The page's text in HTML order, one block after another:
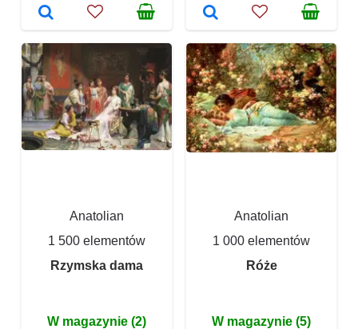
Anatolian
1 500 elementów
Rzymska dama
W magazynie (2)
Anatolian
1 000 elementów
Róże
W magazynie (5)